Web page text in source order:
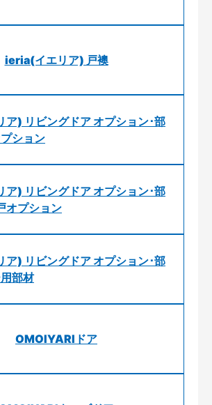
ieria(イエリア) 戸襖
) リビングドア オプション･部
ション
) リビングドア オプション･部
オプション
) リビングドア オプション･部
部材
OMOIYARIドア